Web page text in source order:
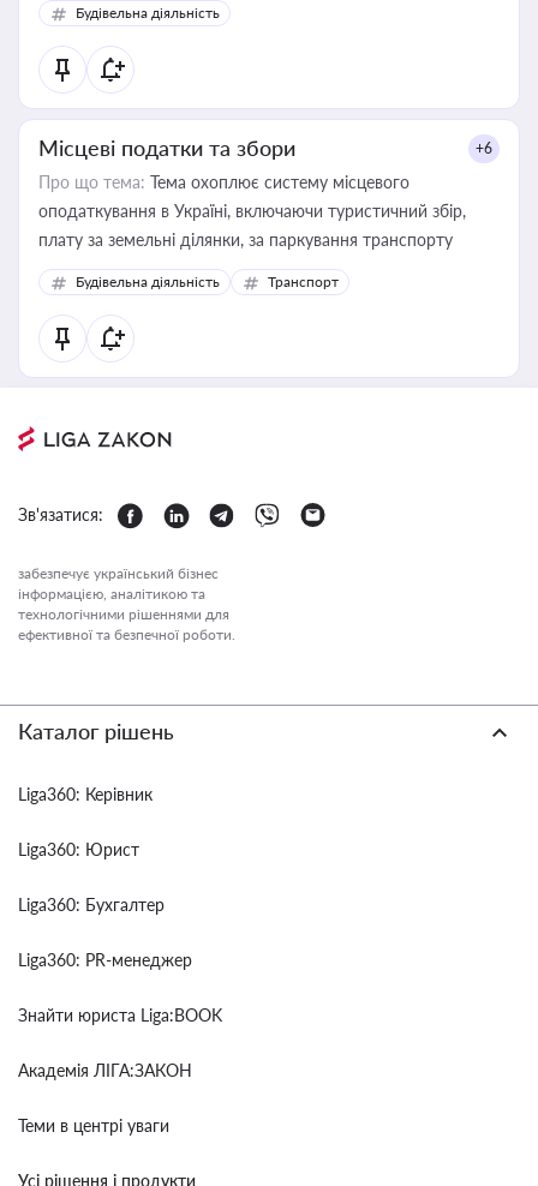
Будівельна діяльність
Місцеві податки та збори +6
Про що тема: Тема охоплює систему місцевого
оподаткування в Україні, включаючи туристичний збір,
плату за земельні ділянки, за паркування транспорту
Будівельна діяльність Транспорт
Зв'язатися:
забезпечує український бізнес
інформацією, аналітикою та
технологічними рішеннями для
ефективної та безпечної роботи.
Каталог рішень
Liga360: Керівник
Liga360: Юрист
Liga360: Бухгалтер
Liga360: PR-менеджер
Знайти юриста Liga:BOOK
Академія ЛІГА:ЗАКОН
Теми в центрі уваги
Усі рішення і продукти